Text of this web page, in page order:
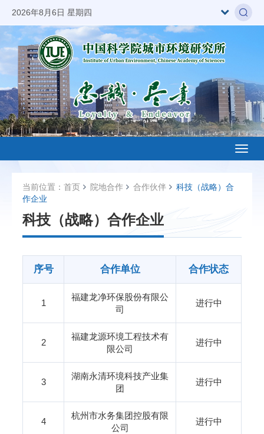
2026年8月6日 星期四
当前位置： 首页 院地合作 合作伙伴
科技（战略）合
作企业
科技（战略）合作企业
序号 合作单位 合作状态
1
福建龙净环保股份有限公
司
进行中
2
福建龙源环境工程技术有
限公司
进行中
3
湖南永清环境科技产业集
团
进行中
4
杭州市水务集团控股有限
公司
进行中